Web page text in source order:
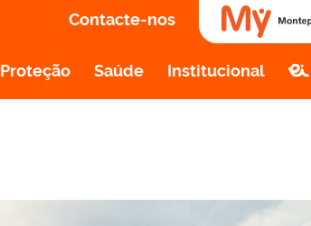
Contacte-nos
Proteção Saúde Institucional